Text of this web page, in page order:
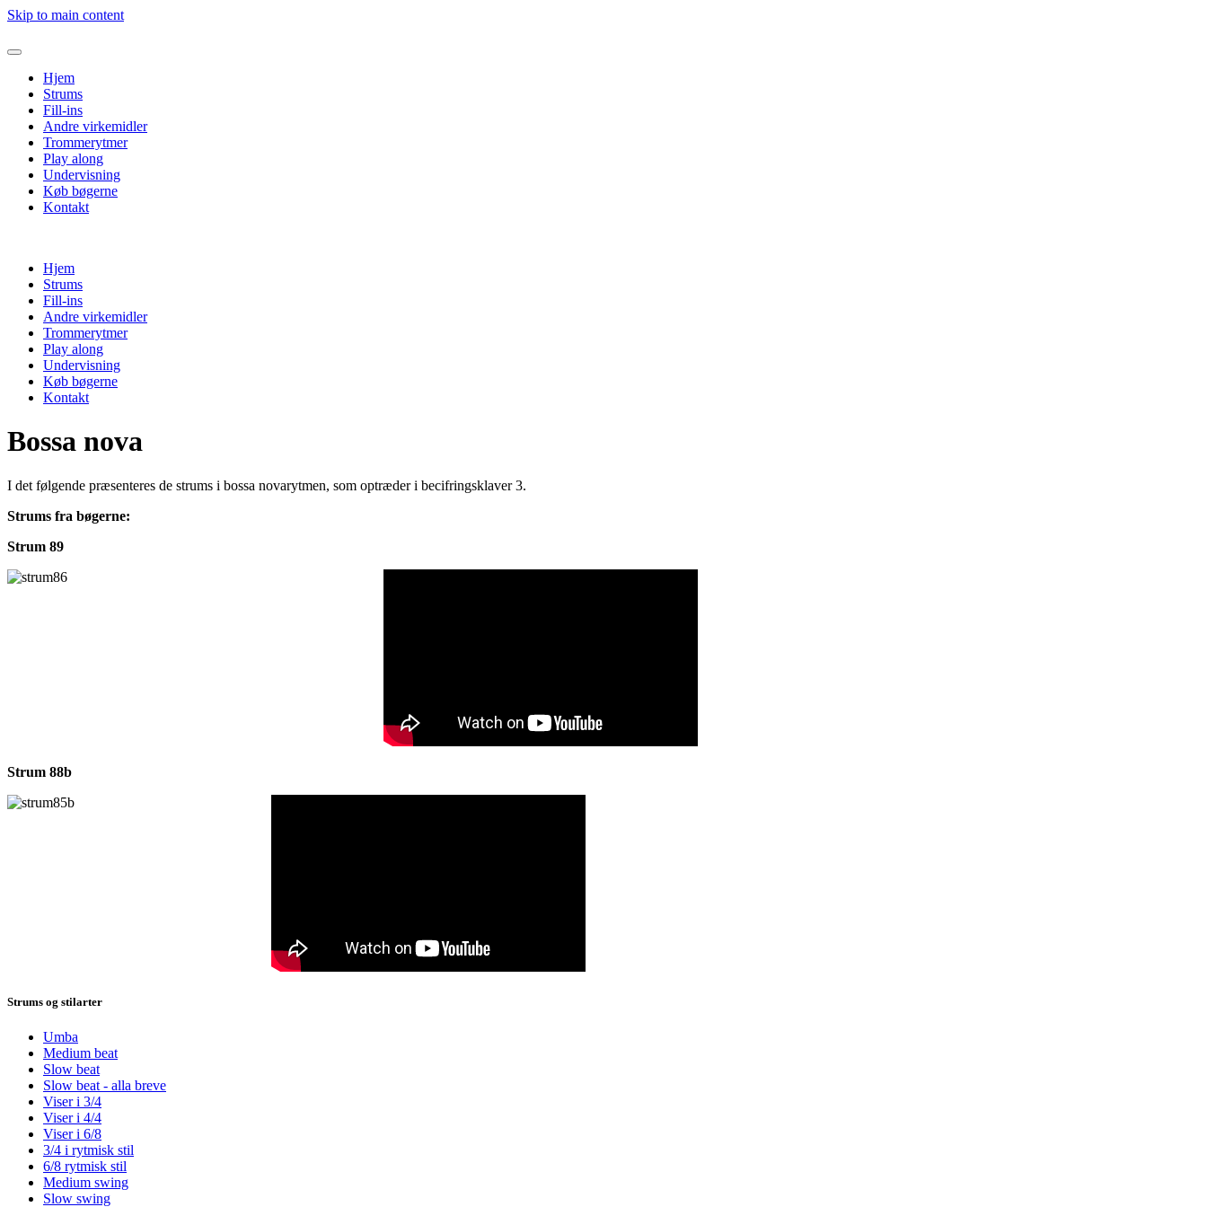
Skip to main content
Hjem
Strums
Fill-ins
Andre virkemidler
Trommerytmer
Play along
Undervisning
Køb bøgerne
Kontakt
Hjem
Strums
Fill-ins
Andre virkemidler
Trommerytmer
Play along
Undervisning
Køb bøgerne
Kontakt
Bossa nova
I det følgende præsenteres de strums i bossa novarytmen, som optræder i becifringsklaver 3.
Strums fra bøgerne:
Strum 89
Strum 88b
Strums og stilarter
Umba
Medium beat
Slow beat
Slow beat - alla breve
Viser i 3/4
Viser i 4/4
Viser i 6/8
3/4 i rytmisk stil
6/8 rytmisk stil
Medium swing
Slow swing